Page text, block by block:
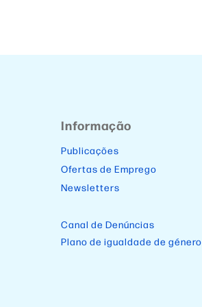
Informação
Publicações
Ofertas de Emprego
Newsletters
Canal de Denúncias
Plano de igualdade de género